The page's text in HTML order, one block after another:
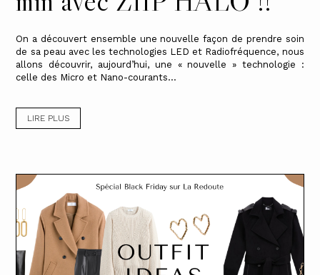
On a découvert ensemble une nouvelle façon de prendre soin
de sa peau avec les technologies LED et Radiofréquence, nous
allons découvrir, aujourd’hui, une « nouvelle » technologie :
celle des Micro et Nano-courants...
LIRE PLUS